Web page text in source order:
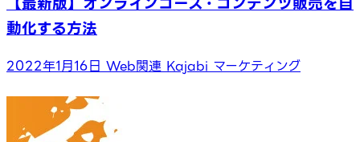
動化する方法
2022年1月16日 Web関連 Kajabi マーケティング